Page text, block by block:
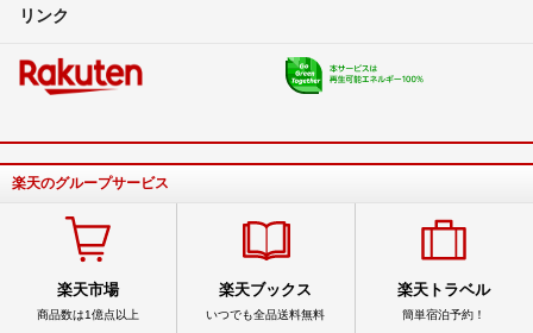
リンク
楽天のグループサービス
楽天市場
商品数は1億点以上
楽天ブックス
いつでも全品送料無料
楽天トラベル
簡単宿泊予約！